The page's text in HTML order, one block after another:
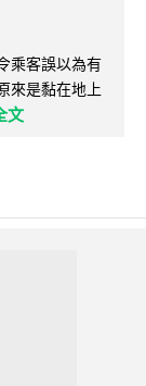
乘客誤以為有
來是黏在地上
文